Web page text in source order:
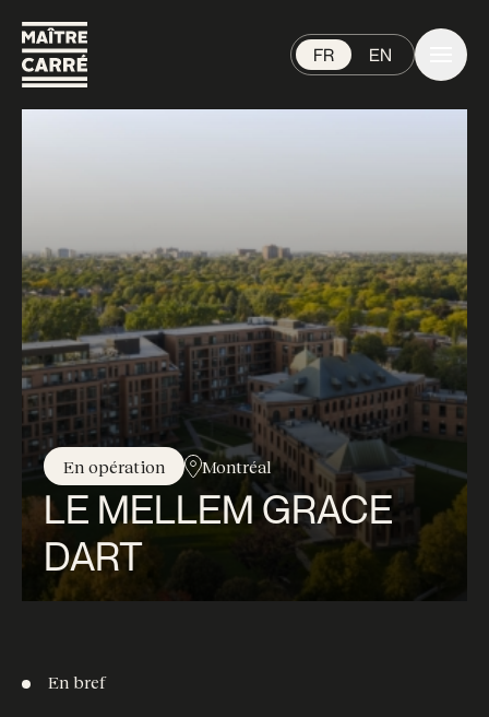
FR EN
En opération Montréal
LE MELLEM GRACE
DART
En bref